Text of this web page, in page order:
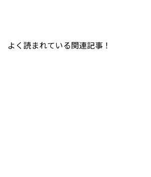
よく読まれている関連記事！